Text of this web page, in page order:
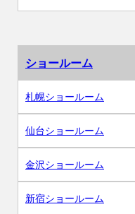
ショールーム
札幌ショールーム
仙台ショールーム
金沢ショールーム
新宿ショールーム